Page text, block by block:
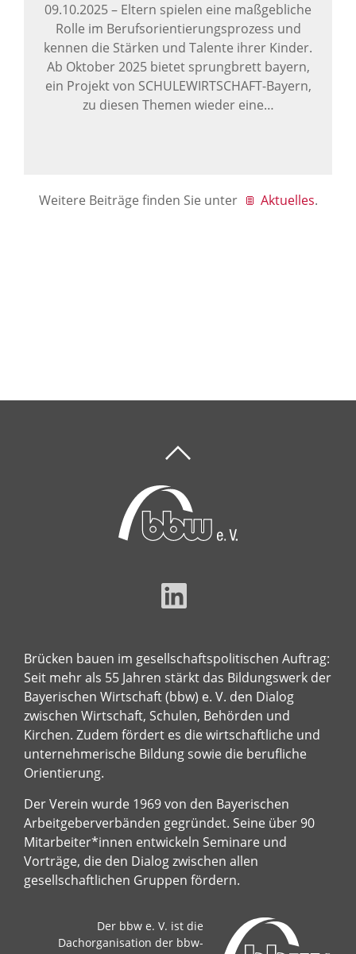
09.10.2025– Eltern spielen eine maßgebliche
Rolle im Berufsorientierungsprozess und
kennen die Stärken und Talente ihrer Kinder.
Ab Oktober 2025 bietet sprungbrett bayern,
ein Projekt von SCHULEWIRTSCHAFT-Bayern,
zu diesen Themen wieder eine…
Weitere Beiträge finden Sie unter Aktuelles.
Brücken bauen im gesellschaftspolitischen Auftrag:
Seit mehr als 55 Jahren stärkt das Bildungswerk der
Bayerischen Wirtschaft (bbw) e. V. den Dialog
zwischen Wirtschaft, Schulen, Behörden und
Kirchen. Zudem fördert es die wirtschaftliche und
unternehmerische Bildung sowie die berufliche
Orientierung.
Der Verein wurde 1969 von den Bayerischen
Arbeitgeberverbänden gegründet. Seine über 90
Mitarbeiter*innen entwickeln Seminare und
Vorträge, die den Dialog zwischen allen
gesellschaftlichen Gruppen fördern.
Der bbw e. V. ist die
Dachorganisation der bbw-